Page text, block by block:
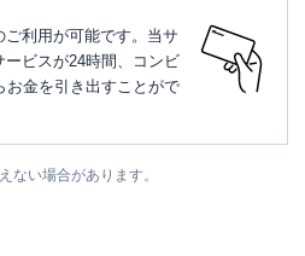
利用が可能です。当サ
ビスが24時間、コンビ
お金を引き出すことがで
ない場合があります。